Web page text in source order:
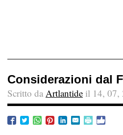
Considerazioni dal
Scritto da Artlantide il 14, 07,